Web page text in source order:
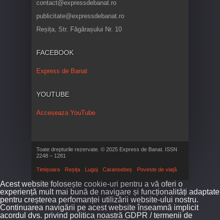
contact@expressdebanat.ro
publicitate@expressdebanat.ro
Reșița, Str. Făgărașului Nr. 10
FACEBOOK
Express de Banat
YOUTUBE
Acceseaza YouTube
Toate drepturile rezervate. © 2025 Express de Banat. ISSN
2248 – 1281
Timișoara Reșița Lugoj Caransebeș Poveste de viață
Acest website folosește cookie-uri pentru a vă oferi o
experiență mult mai bună de navigare și funcționalități adaptate
pentru creșterea perfomanței utilizării website-ului nostru.
Continuarea navigării pe acest website înseamnă implicit
acordul dvs. privind politica noastră GDPR / termenii de